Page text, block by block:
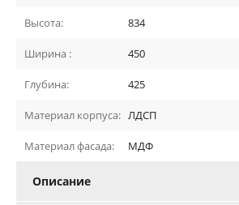
Высота: 834
Ширина : 450
Глубина: 425
Материал корпуса: ЛДСП
Материал фасада: МДФ
Описание